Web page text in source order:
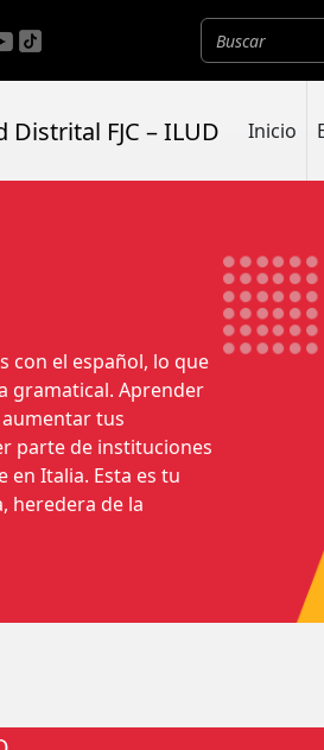
Inicio
con el español, lo que
gramatical. Aprender
tus
parte de instituciones
en Italia. Esta es tu
heredera de la